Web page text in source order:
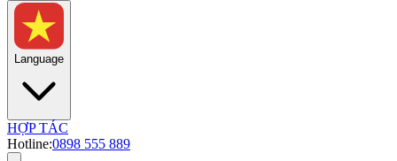
Language
HỢP TÁC
Hotline:0898 555 889